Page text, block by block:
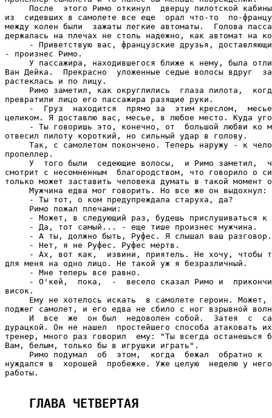
ГЛАВА ЧЕТВЕРТАЯ